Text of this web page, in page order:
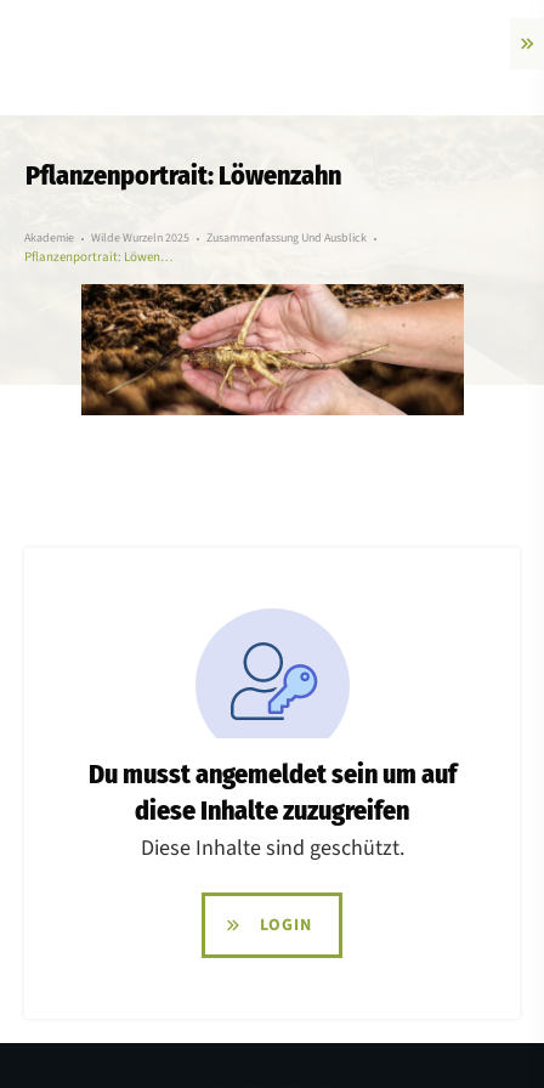
Pflanzenportrait: Löwenzahn
Akademie Wilde Wurzeln 2025 Zusammenfassung Und Ausblick
Pflanzenportrait: Löwenzahn
Du musst angemeldet sein um auf
diese Inhalte zuzugreifen
Diese Inhalte sind geschützt.
LOGIN